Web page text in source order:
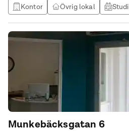
Kontor Övrig lokal
Utbildningslokal
Munkebäcksgatan 6